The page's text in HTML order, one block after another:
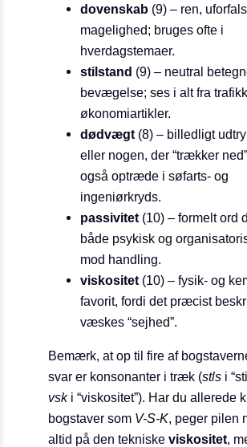
dovenskab (9) – ren,
magelighed; bruges ofte i
hverdagstemaer.
stilstand (9) – neutral
bevægelse; ses i alt fra
økonomi­artikler.
dødvægt (8) – billedligt
eller nogen, der “trækker
også optræde i søfarts- og
ingeniørkryds.
passivitet (10) – formelt ord
både psykisk og
mod handling.
viskositet (10) – fysik- og
favorit, fordi det præcist
væskes “sejhed”.
Bemærk, at op til fire af
svar er konsonanter i træk (stls i
vski “viskositet”). Har du allerede
bogstaver som V-S-K, peger pilen
altid på den tekniske viskositet,